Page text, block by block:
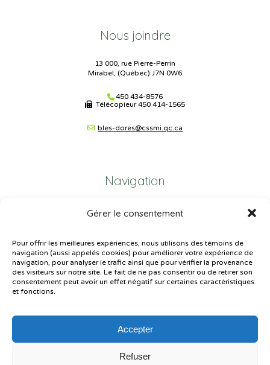
Gérer le consentement
Pour offrir les meilleures expériences, nous utilisons des témoins de
navigation (aussi appelés cookies) pour améliorer votre expérience de
navigation, pour analyser le trafic ainsi que pour vérifier la provenance
des visiteurs sur notre site. Le fait de ne pas consentir ou de retirer son
consentement peut avoir un effet négatif sur certaines caractéristiques
et fonctions.
Accepter
Refuser
Nous joindre
13 000, rue Pierre-Perrin
Mirabel, (Québec) J7N 0W6
450 434-8576
Télécopieur450 414-1565
bles-dores@cssmi.qc.ca
Navigation
Plan du site
Plainte – service à l’élève
Politique de confidentialité